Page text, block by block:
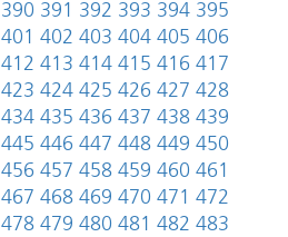
390 391 392 393 394 395
401 402 403 404 405 406
412 413 414 415 416 417
423 424 425 426 427 428
434 435 436 437 438 439
445 446 447 448 449 450
456 457 458 459 460 461
467 468 469 470 471 472
478 479 480 481 482 483